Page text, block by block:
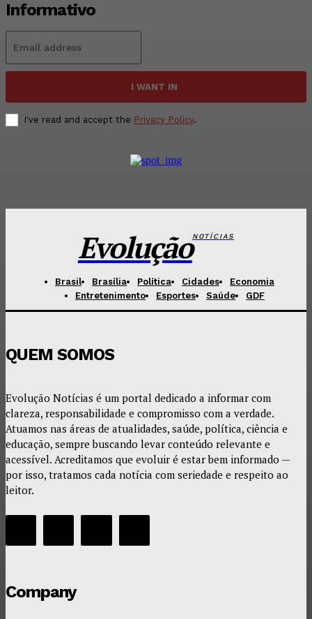
Informativo
I WANT IN
I've read and accept the Privacy Policy.
EvoluçãoNOTÍCIAS
Brasil Brasília Política Cidades
Economia
Entretenimento
Esportes Saúde GDF
QUEM SOMOS
Evolução Notícias é um portal dedicado a informar com
clareza, responsabilidade e compromisso com a verdade.
Atuamos nas áreas de atualidades, saúde, política, ciência e
educação, sempre buscando levar conteúdo relevante e
acessível. Acreditamos que evoluir é estar bem informado —
por isso, tratamos cada notícia com seriedade e respeito ao
leitor.
Company